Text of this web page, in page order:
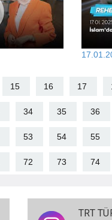
15 16 17
34 35 36
53 54 55
72 73 74
TRT